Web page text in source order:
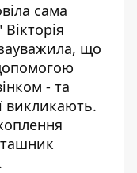
сама
Вікторія
що
- та
викликають.